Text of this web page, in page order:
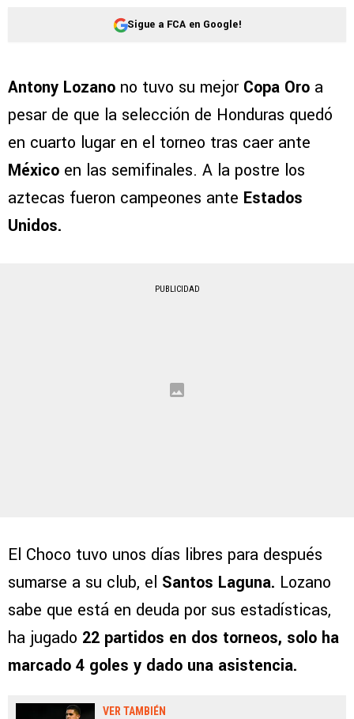
Sigue a FCA en Google!
Antony Lozano no tuvo su mejorCopa Oro a
pesar de que la selección de Honduras quedó
en cuarto lugar en el torneo tras caer ante
México en las semifinales. A la postre los
aztecas fueron campeones ante Estados
Unidos.
PUBLICIDAD
El Choco tuvo unos días libres para después
sumarse a su club, el Santos Laguna. Lozano
sabe que está en deuda por sus estadísticas,
ha jugado 22 partidos en dos torneos, solo ha
marcado 4 goles y dado una asistencia.
VER TAMBIÉN